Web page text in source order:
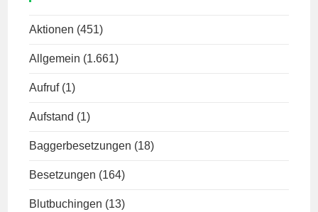
Aktionen (451)
Allgemein (1.661)
Aufruf (1)
Aufstand (1)
Baggerbesetzungen (18)
Besetzungen (164)
Blutbuchingen (13)